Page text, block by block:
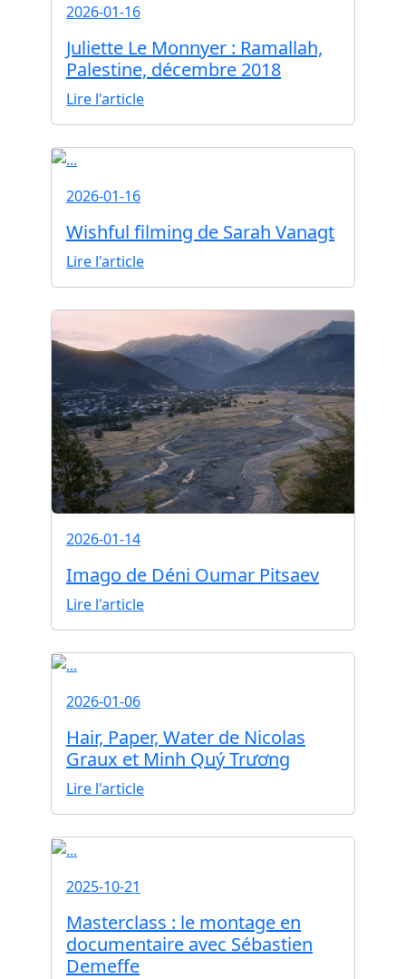
2026-01-16
Juliette Le Monnyer : Ramallah,
Palestine, décembre 2018
Lire l'article
2026-01-16
Wishful filming de Sarah Vanagt
Lire l'article
2026-01-14
Imago de Déni Oumar Pitsaev
Lire l'article
2026-01-06
Hair, Paper, Water de Nicolas
Graux et Minh Quý Trương
Lire l'article
2025-10-21
Masterclass : le montage en
documentaire avec Sébastien
Demeffe